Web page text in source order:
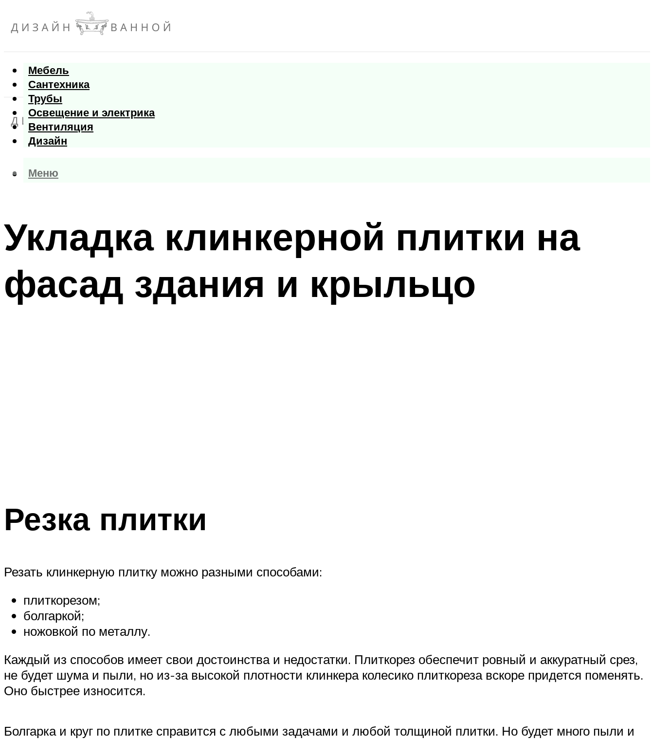
Мебель
Сантехника
Трубы
Освещение и электрика
Вентиляция
Дизайн
Меню
Меню
Укладка клинкерной плитки на
фасад здания и крыльцо
Резка плитки
Резать клинкерную плитку можно разными способами:
плиткорезом;
болгаркой;
ножовкой по металлу.
Каждый из способов имеет свои достоинства и недостатки. Плиткорез обеспечит ровный и аккуратный срез,
не будет шума и пыли, но из-за высокой плотности клинкера колесико плиткореза вскоре придется поменять.
Оно быстрее износится.
Болгарка и круг по плитке справится с любыми задачами и любой толщиной плитки. Но будет много пыли и